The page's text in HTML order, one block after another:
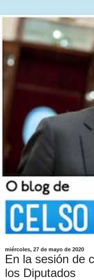
miércoles, 27 de mayo de 2020
En la sesión de
los Diputados